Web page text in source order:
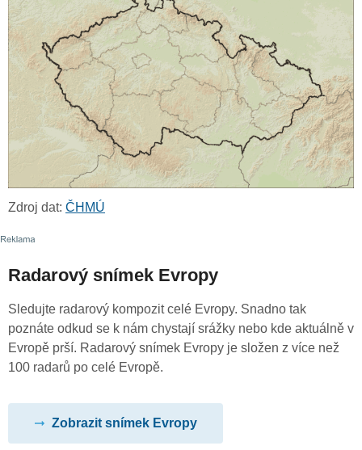
Zdroj dat: ČHMÚ
Radarový snímek Evropy
Sledujte radarový kompozit celé Evropy. Snadno tak
poznáte odkud se k nám chystají srážky nebo kde aktuálně v
Evropě prší. Radarový snímek Evropy je složen z více než
100 radarů po celé Evropě.
Zobrazit snímek Evropy